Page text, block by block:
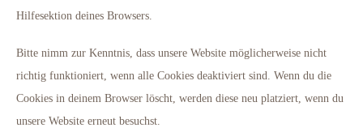
Hilfesektion deines Browsers.
Bitte nimm zur Kenntnis, dass unsere Website möglicherweise nicht
richtig funktioniert, wenn alle Cookies deaktiviert sind. Wenn du die
Cookies in deinem Browser löscht, werden diese neu platziert, wenn du
unsere Website erneut besuchst.